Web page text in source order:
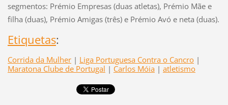
segmentos: Prémio Empresas (duas atletas), Prémio Mãe e
filha (duas), Prémio Amigas (três) e Prémio Avó e neta (duas).
Etiquetas:
Corrida da Mulher | Liga Portuguesa Contra o Cancro |
Maratona Clube de Portugal | Carlos Móia | atletismo